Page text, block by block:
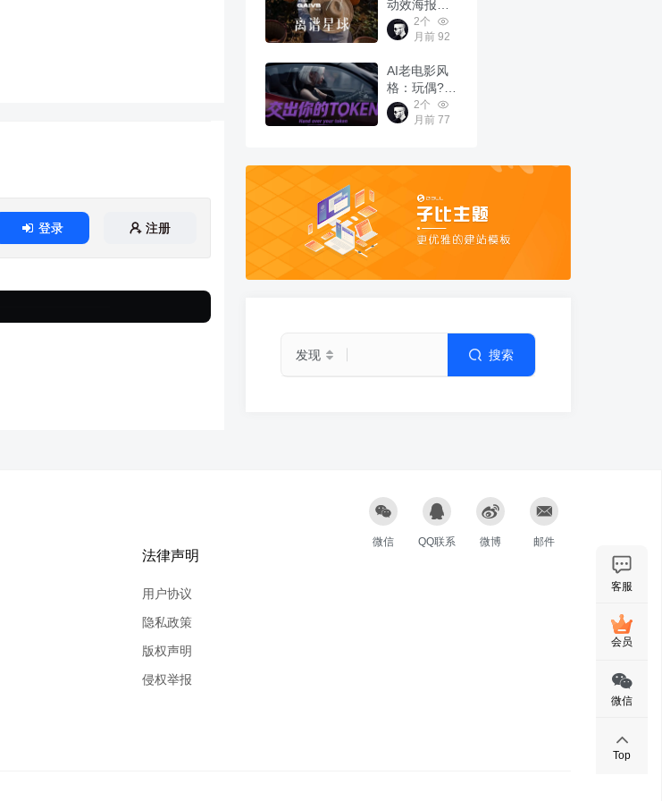
登录 注册
动效海报｜
MG动画
2个
月前 92
AI老电影风
格：玩偶?在
演我？！
2个
月前 77
发现 搜索
法律声明
用户协议
隐私政策
版权声明
侵权举报
微信 QQ联系 微博 邮件
客服
会员
微信
Top